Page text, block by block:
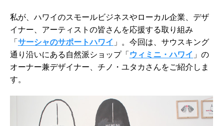
私が、ハワイのスモールビジネスやローカル企業、​デザ
イナー、アーティストの皆さんを応援する取り組み
「サーシャのサポートハワイ 」。今回は、サウスキング
通り沿いにある自然派ショップ「ウィミニ・ハワイ 」の
オーナー兼デザイナー、チノ・ユタカさんをご紹介しま
す。